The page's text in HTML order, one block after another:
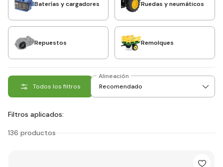
Baterías y cargadores Ruedas y neumáticos
Repuestos Remolques
Todos los filtros
Alineación
Filtros aplicados:
136 productos